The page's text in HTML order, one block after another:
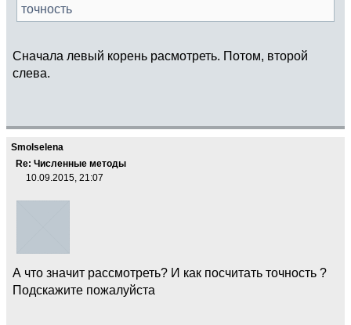
точность
Сначала левый корень расмотреть. Потом, второй
слева.
Smolselena
Re: Численные методы
10.09.2015, 21:07
А что значит рассмотреть? И как посчитать точность ?
Подскажите пожалуйста